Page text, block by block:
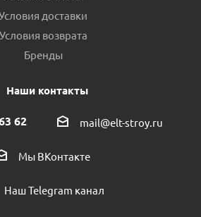
доставки
Условия возврата
Бренды
Наши контакты
62 mail@elt-stroy.ru
Мы ВКонтакте
Наш Telegram канал